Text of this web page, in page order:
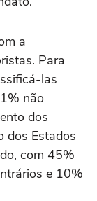
a
Para
las
não
dos
dos Estados
com 45%
e 10%